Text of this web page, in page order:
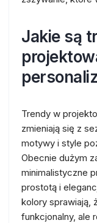
Jakie są
Trendy w
zmieniają się z
motywy i style
Obecnie dużym
minimalistyczne
prostotą i
kolory sprawiają,
funkcjonalny, ale